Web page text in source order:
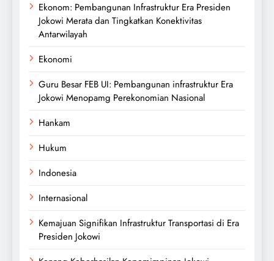
Ekonom: Pembangunan Infrastruktur Era Presiden
Jokowi Merata dan Tingkatkan Konektivitas
Antarwilayah
Ekonomi
Guru Besar FEB UI: Pembangunan infrastruktur Era
Jokowi Menopamg Perekonomian Nasional
Hankam
Hukum
Indonesia
Internasional
Kemajuan Signifikan Infrastruktur Transportasi di Era
Presiden Jokowi